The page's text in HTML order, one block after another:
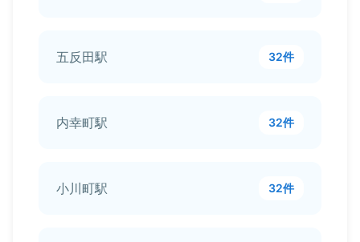
五反田駅 32件
内幸町駅 32件
小川町駅 32件